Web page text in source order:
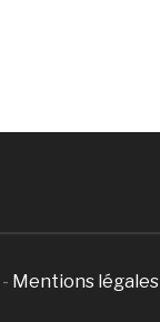
- Mentions légales